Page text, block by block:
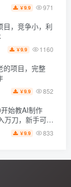
￥9.9 971
目，竞争小，利
￥9.9 1160
的项目，完整
￥9.9 852
始教AI制作
万刀，新手可复
￥9.9 833